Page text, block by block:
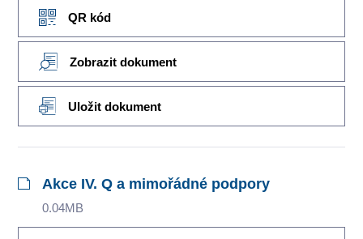
QR kód
Zobrazit dokument
Uložit dokument
Akce IV. Q a mimořádné podpory
0.04MB